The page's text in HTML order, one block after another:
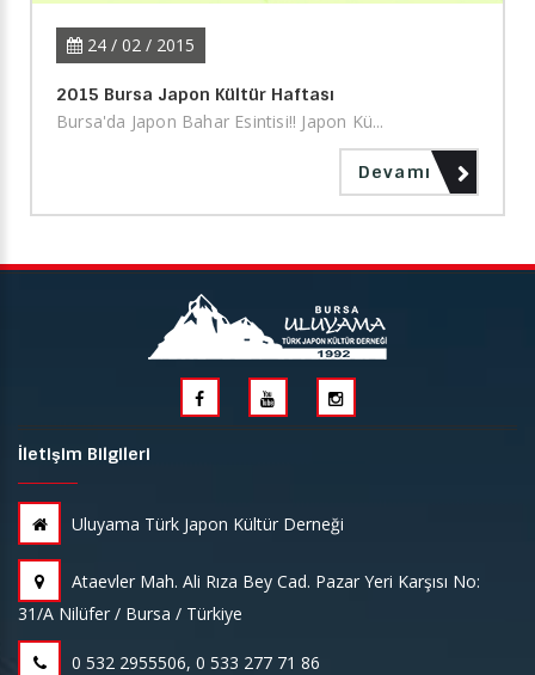
24 / 02 / 2015
2015 Bursa Japon Kültür Haftası
Bursa'da Japon Bahar Esintisi!! Japon Kü...
Devamı
İletişim Bilgileri
Uluyama Türk Japon Kültür Derneği
Ataevler Mah. Ali Rıza Bey Cad. Pazar Yeri Karşısı No:
31/A Nilüfer / Bursa / Türkiye
0 532 2955506, 0 533 277 71 86